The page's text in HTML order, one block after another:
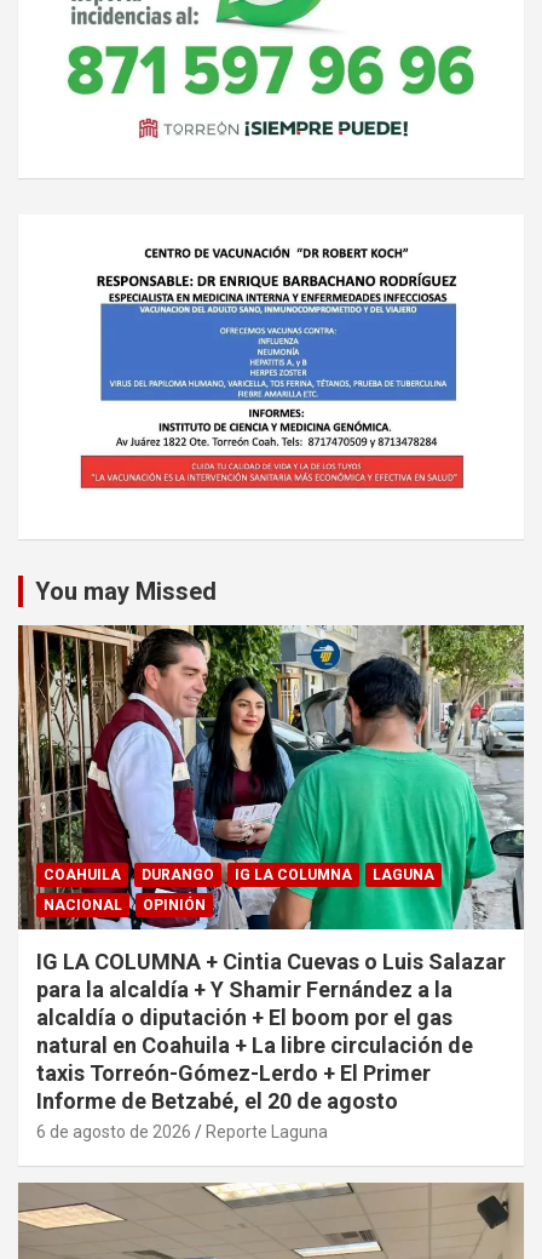
You may Missed
COAHUILA DURANGO IG LA COLUMNA
LAGUNA
NACIONAL
OPINIÓN
IG LA COLUMNA + Cintia Cuevas o Luis Salazar
para la alcaldía + Y Shamir Fernández a la
alcaldía o diputación + El boom por el gas
natural en Coahuila + La libre circulación de
taxis Torreón-Gómez-Lerdo + El Primer
Informe de Betzabé, el 20 de agosto
6 de agosto de 2026 Reporte Laguna